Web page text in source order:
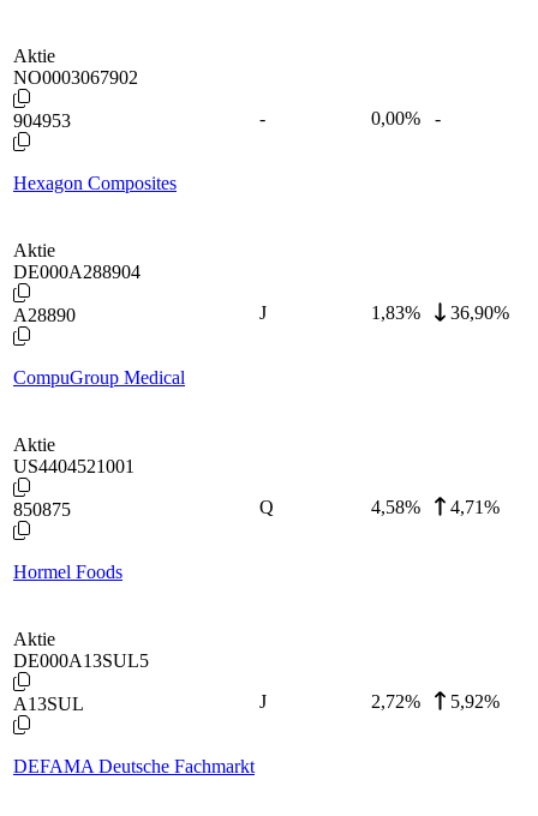
Aktie
NO0003067902
904953
Hexagon Composites
- 0,00% -
Aktie
DE000A288904
A28890
CompuGroup Medical
J 1,83% 36,90%
Aktie
US4404521001
850875
Hormel Foods
Q 4,58% 4,71%
Aktie
DE000A13SUL5
A13SUL
DEFAMA Deutsche Fachmarkt
J 2,72% 5,92%